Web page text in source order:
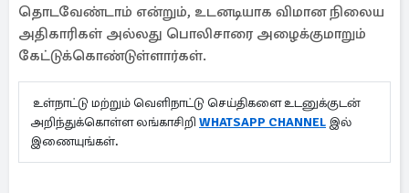
தொடவேண்டாம் என்றும், உடனடியாக விமான நிலைய
அதிகாரிகள் அல்லது பொலிசாரை அழைக்குமாறும்
கேட்டுக்கொண்டுள்ளார்கள்.
உள்நாட்டு மற்றும் வெளிநாட்டு செய்திகளை உடனுக்குடன்
அறிந்துக்கொள்ள லங்காசிறி WHATSAPP CHANNEL இல்
இணையுங்கள்.